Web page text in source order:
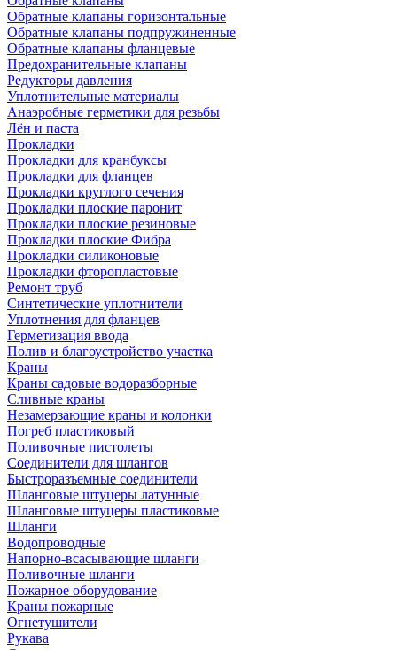
Обратные клапаны горизонтальные
Обратные клапаны подпружиненные
Обратные клапаны фланцевые
Предохранительные клапаны
Редукторы давления
Уплотнительные материалы
Анаэробные герметики для резьбы
Лён и паста
Прокладки
Прокладки для кранбуксы
Прокладки для фланцев
Прокладки круглого сечения
Прокладки плоские паронит
Прокладки плоские резиновые
Прокладки плоские Фибра
Прокладки силиконовые
Прокладки фторопластовые
Ремонт труб
Синтетические уплотнители
Уплотнения для фланцев
Герметизация ввода
Полив и благоустройство участка
Краны
Краны садовые водоразборные
Сливные краны
Незамерзающие краны и колонки
Погреб пластиковый
Поливочные пистолеты
Соединители для шлангов
Быстроразъемные соединители
Шланговые штуцеры латунные
Шланговые штуцеры пластиковые
Шланги
Водопроводные
Напорно-всасывающие шланги
Поливочные шланги
Пожарное оборудование
Краны пожарные
Огнетушители
Рукава